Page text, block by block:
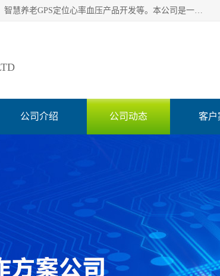
深圳市巨欣通讯技术有限公司是应用领域有：智能硬件Lora产品方案开发、智慧养老GPS定位心率血压产品开发等。本公司是一家民营高新技术企业、行业成员之一的智能硬件方案提供商，公司致力于为智能物联领域提供硬件解决方案。公司可满足不同类型客户采购需要，巨欣通讯切身体会客户对服务及时性的要求，建立了完善的售后服务系统，运用先进的互联网工具为客户提供及时、周到的服务！
公司介绍 公司动态 客户